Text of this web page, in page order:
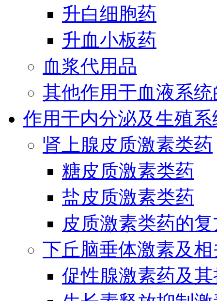
升白细胞药
升血小板药
血浆代用品
其他作用于血液系
作用于内分泌及生殖
肾上腺皮质激素类药
糖皮质激素类药
盐皮质激素类药
皮质激素类药的
下丘脑垂体激素及
促性腺激素药及